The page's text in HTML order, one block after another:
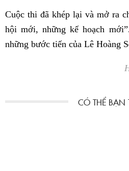
Cuộc thi đã khép lại và mở ra
hội mới, những kế hoạch
những bước tiến của Lê Hoàng